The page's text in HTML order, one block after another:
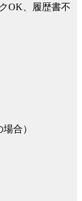
OK、履歴書不
合）